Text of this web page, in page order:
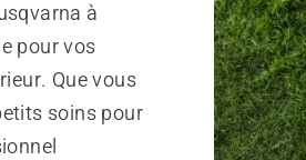
à
pour vos
Que vous
soins pour